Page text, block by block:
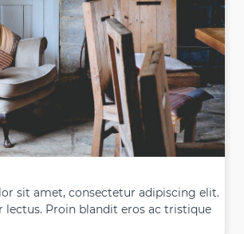
sit amet, consectetur adipiscing elit.
lectus. Proin blandit eros ac tristique